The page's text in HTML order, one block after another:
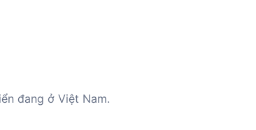
đang ở Việt Nam.